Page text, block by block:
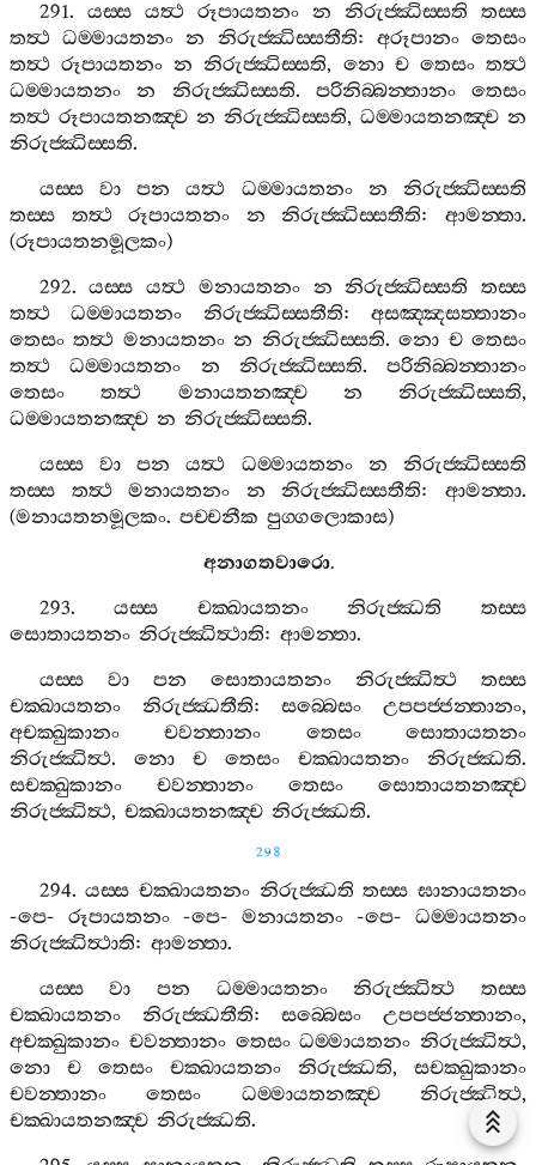
291. යස‍්ස යත්‍ථ රූපායතනං න නිරුජ‍්ඣිස‍්සති
තස‍්ස
තත්‍ථ ධම‍්මායතනං න නිරුජ‍්ඣිස‍්සතීති: අරූපානං තෙසං
තත්‍ථ රූපායතනං න නිරුජ‍්ඣිස‍්සති, නො ච තෙසං තත්‍ථ
ධම‍්මායතනං
න නිරුජ‍්ඣිස‍්සති. පරිනිබ‍්බන‍්තානං
තෙසං
තත්‍ථ රූපායතනඤ‍්ච න නිරුජ‍්ඣිස‍්සති, ධම‍්මායතනඤ‍්ච න
නිරුජ‍්ඣිස‍්සති.
යස‍්ස
වා පන යත්‍ථ ධම‍්මායතනං න
නිරුජ‍්ඣිස‍්සති
තස‍්ස
තත්‍ථ රූපායතනං න නිරුජ‍්ඣිස‍්සතීති:ආමන‍්තා.
(රූපායතනමූලකං)
292.යස‍්ස යත්‍ථ මනායතනං න නිරුජ‍්ඣිස‍්සති
තස‍්ස
තත්‍ථ
ධම‍්මායතනං නිරුජ‍්ඣිස‍්සතීති:අසඤ‍්ඤසත‍්තානං
තෙසං තත්‍ථ මනායතනං න නිරුජ‍්ඣිස‍්සති.නො ච තෙසං
තත්‍ථ
ධම‍්මායතනං න නිරුජ‍්ඣිස‍්සති. පරිනිබ‍්බන‍්තානං
තෙසං
තත්‍ථ මනායතනඤ‍්ච න නිරුජ‍්ඣිස‍්සති,
ධම‍්මායතනඤ‍්ච න නිරුජ‍්ඣිස‍්සති.
යස‍්ස
වා පන යත්‍ථ ධම‍්මායතනං න
නිරුජ‍්ඣිස‍්සති
තස‍්ස
තත්‍ථ මනායතනං න නිරුජ‍්ඣිස‍්සතීති:ආමන‍්තා.
(මනායතනමූලකං. පච‍්චනීක පුග‍්ගලොකාස)
අනාගතවාරො.
293.යස‍්ස චක‍්ඛායතනං නිරුජ‍්ඣති
තස‍්ස
සොතායතනං නිරුජ‍්ඣිත්‍ථාති: ආමන‍්තා.
යස‍්ස
වා පන සොතායතනං නිරුජ‍්ඣිත්‍ථ
තස‍්ස
චක‍්ඛායතනං
නිරුජ‍්ඣතීති:සබ‍්බෙසං උපපජ‍්ජන‍්තානං,
අචක‍්ඛුකානං
චවන‍්තානං තෙසං
සොතායතනං
නිරුජ‍්ඣිත්‍ථ. නො ච තෙසං චක‍්ඛායතනං නිරුජ‍්ඣති.
සචක‍්ඛුකානං
චවන‍්තානං තෙසං
සොතායතනඤ‍්ච
නිරුජ‍්ඣිත්‍ථ, චක‍්ඛායතනඤ‍්ච නිරුජ‍්ඣති.
298
294.යස‍්ස චක‍්ඛායතනං නිරුජ‍්ඣති තස‍්ස ඝානායතනං
-පෙ- රූපායතනං -පෙ- මනායතනං -පෙ- ධම‍්මායතනං
නිරුජ‍්ඣිත්‍ථාති: ආමන‍්තා.
යස‍්ස
වා පන ධම‍්මායතනං නිරුජ‍්ඣිත්‍ථ
තස‍්ස
චක‍්ඛායතනං
නිරුජ‍්ඣතීති:සබ‍්බෙසං උපපජ‍්ජන‍්තානං,
අචක‍්ඛුකානං චවන‍්තානං තෙසං ධම‍්මායතනං නිරුජ‍්ඣිත්‍ථ,
නො
ච තෙසං චක‍්ඛායතනං නිරුජ‍්ඣති, සචක‍්ඛුකානං
චවන‍්තානං
තෙසං ධම‍්මායතනඤ‍්ච නිරුජ‍්ඣිත්‍ථ,
චක‍්ඛායතනඤ‍්ච නිරුජ‍්ඣති.